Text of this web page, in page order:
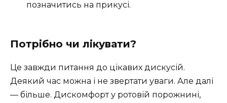
позначитись на прикусі.
Потрібно чи лікувати?
Це завжди питання до цікавих дискусій.
Деякий час можна і не звертати уваги. Але далі
— більше. Дискомфорт у ротовій порожнині,